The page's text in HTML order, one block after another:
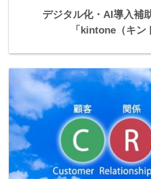
デジタル化・AI導入補
「kintone（キン